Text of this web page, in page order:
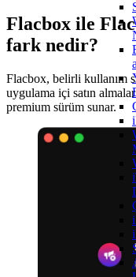
Flacbox ile
fark nedir?
Flacbox, belirli kullanım
uygulama içi satın
premium sürüm sunar.